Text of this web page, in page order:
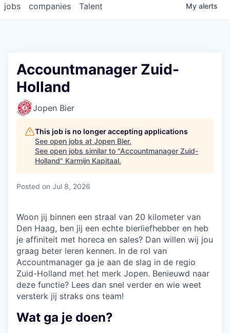
jobs companies Talent My alerts
Accountmanager Zuid-
Holland
Jopen Bier
This job is no longer accepting applications
See open jobs at Jopen Bier.
See open jobs similar to "Accountmanager Zuid-
Holland" Karmijn Kapitaal.
Posted on Jul 8, 2026
Woon jij binnen een straal van 20 kilometer van
Den Haag, ben jij een echte bierliefhebber en heb
je affiniteit met horeca en sales? Dan willen wij jou
graag beter leren kennen. In de rol van
Accountmanager ga je aan de slag in de regio
Zuid-Holland met het merk Jopen. Benieuwd naar
deze functie? Lees dan snel verder en wie weet
versterk jij straks ons team!
Wat ga je doen?